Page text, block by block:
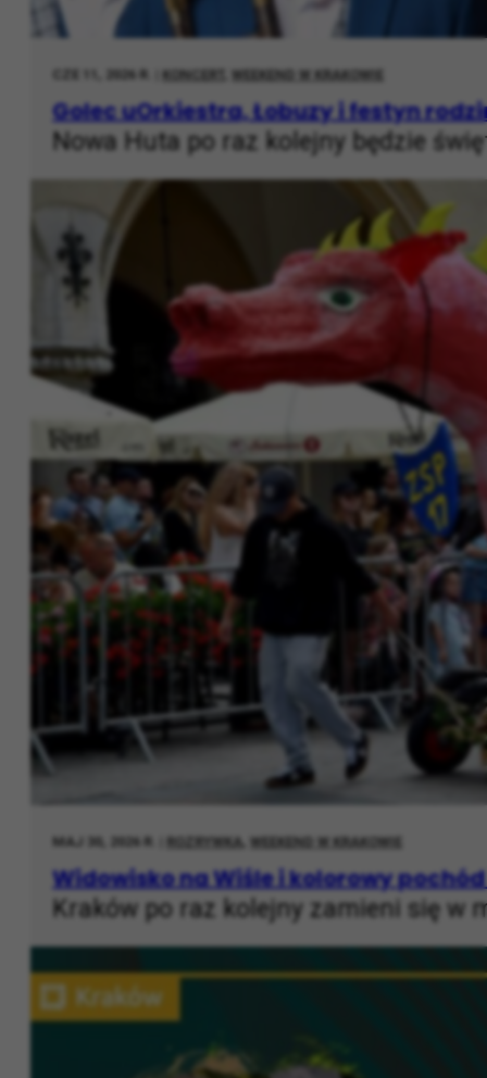
CZE 11, 2026 R. |KONCERT, WEEKEND W KRAKOWIE
Golec uOrkiestra, Łobuzy i festyn
Nowa Huta po raz kolejny będzie
MAJ 30, 2026 R. |ROZRYWKA, WEEKEND W KRAKOWIE
Widowisko na Wiśle i kolorowy
Kraków po raz kolejny zamieni się w